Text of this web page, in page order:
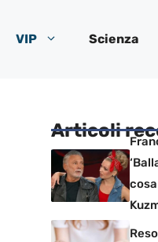
VIP Scienza
Articoli